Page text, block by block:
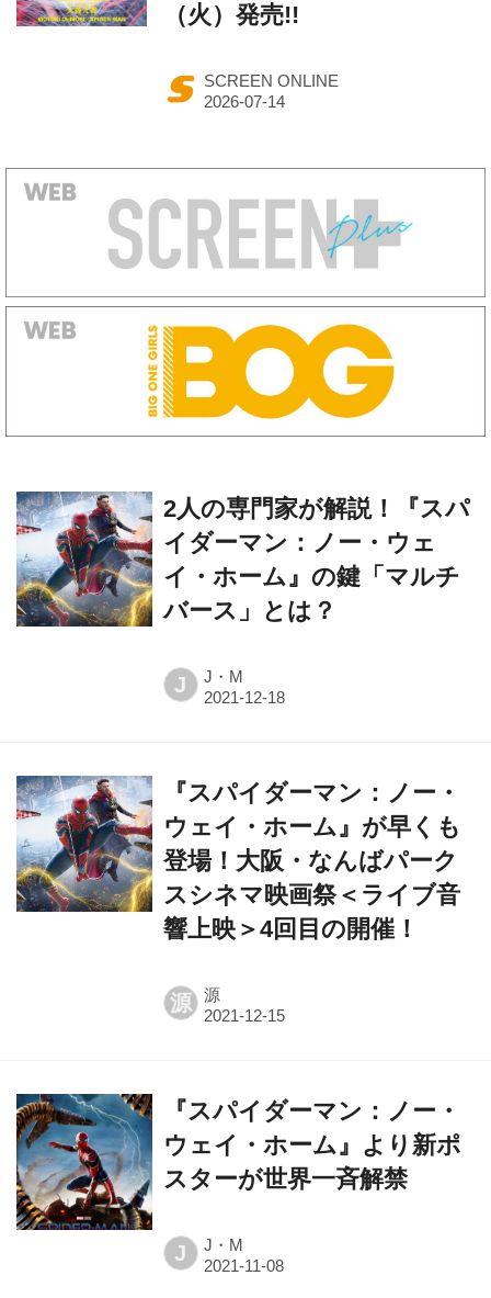
（火）発売!!
SCREEN ONLINE
2人の専門家が解説！『スパ
イダーマン：ノー・ウェ
イ・ホーム』の鍵「マルチ
バース」とは？
J J・M
『スパイダーマン：ノー・
ウェイ・ホーム』が早くも
登場！大阪・なんばパーク
スシネマ映画祭＜ライブ音
響上映＞4回目の開催！
源 源
『スパイダーマン：ノー・
ウェイ・ホーム』より新ポ
スターが世界一斉解禁
J J・M